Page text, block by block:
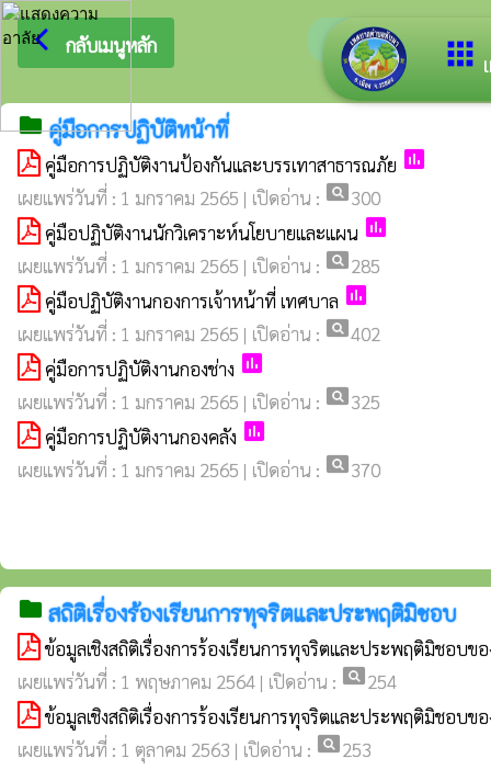
apps
arrow_back_ios กลับเมนูหลัก ยินดีต้อนรับสู่เว็บไซ
folderคู่มือการปฏิบัติหน้าที่
คู่มือการปฏิบัติงานป้องกันและบรรเทาสาธารณภัย poll
เผยแพร่วันที่ : 1 มกราคม 2565 | เปิดอ่าน : pageview300
คู่มือปฏิบัติงานนักวิเคราะห์นโยบายและแผน poll
เผยแพร่วันที่ : 1 มกราคม 2565 | เปิดอ่าน : pageview285
คู่มือปฏิบัติงานกองการเจ้าหน้าที่ เทศบาล poll
เผยแพร่วันที่ : 1 มกราคม 2565 | เปิดอ่าน : pageview402
คู่มือการปฏิบัติงานกองช่าง poll
เผยแพร่วันที่ : 1 มกราคม 2565 | เปิดอ่าน : pageview325
คู่มือการปฏิบัติงานกองคลัง poll
เผยแพร่วันที่ : 1 มกราคม 2565 | เปิดอ่าน : pageview370
folder สถิติเรื่องร้องเรียนการทุจริตและประพฤติมิชอบ
ข้อมูลเชิงสถิติเรื่องการร้องเรียนการทุจริตและประพฤติมิชอ
เผยแพร่วันที่ : 1 พฤษภาคม 2564 | เปิดอ่าน : pageview254
ข้อมูลเชิงสถิติเรื่องการร้องเรียนการทุจริตและประพฤติมิชอ
เผยแพร่วันที่ : 1 ตุลาคม 2563 | เปิดอ่าน : pageview253